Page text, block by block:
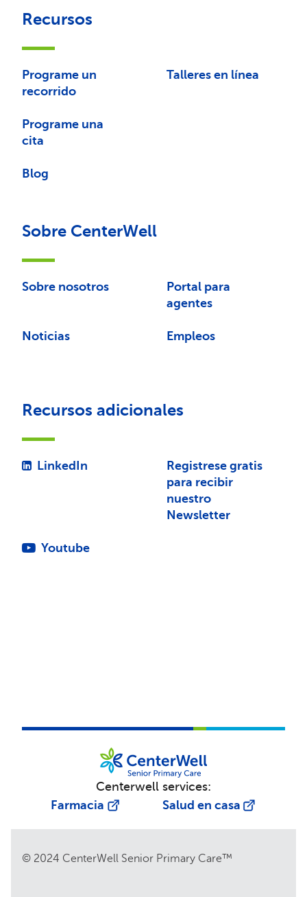
Recursos
Programe un
recorrido
Programe una
cita
Blog
Talleres en línea
Sobre CenterWell
Sobre nosotros
Noticias
Portal para
agentes
Empleos
Recursos adicionales
LinkedIn
Youtube
Registrese gratis
para recibir
nuestro
Newsletter
Centerwell services:
Farmacia
Salud en casa
© 2024 CenterWell Senior Primary Care™